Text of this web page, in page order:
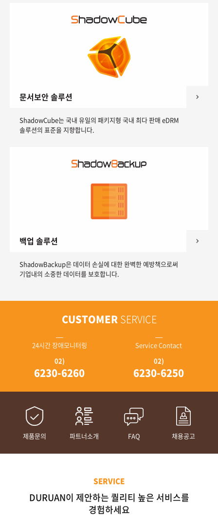
문서보안 솔루션
ShadowCube는 국내 유일의 패키지형 국내 최다 판매 eDRM
솔루션의 표준을 지향합니다.
백업 솔루션
ShadowBackup은 데이터 손실에 대한 완벽한 예방책으로써
기업내의 소중한 데이터를 보호합니다.
CUSTOMER SERVICE
24시간 장애모니터링
02)
6230-6260
Service Contact
02)
6230-6250
제품문의 파트너소개 FAQ 채용공고
SERVICE
DURUAN이 제안하는 퀄리티 높은 서비스를
경험하세요